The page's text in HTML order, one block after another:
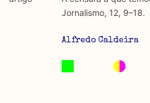
académicos.
Limitações
produzidos até 2022, contudo
a algumas das publicações que
discurso e uso da liberdade de
uma censura que é
Regulatória e Constitutiva
abordagens.
Jornalismo, 12, 9–18.
Alfredo Caldeira